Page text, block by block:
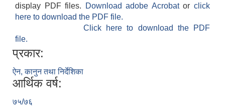
display PDF files.
Download adobe Acrobatorclick
here to download the PDF file.
Click here to download the PDF
file.
प्रकार:
ऐन, कानुन तथा निर्देशिका
आर्थिक वर्ष:
७५/७६